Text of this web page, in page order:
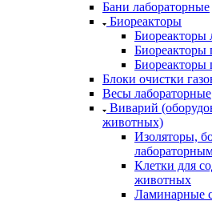
Бани лабораторные
Биореакторы
Биореакторы
Биореакторы
Блоки очистки
Весы лабораторные
Виварий
животных)
Изоляторы,
Клетки для
животных
Ламинарные